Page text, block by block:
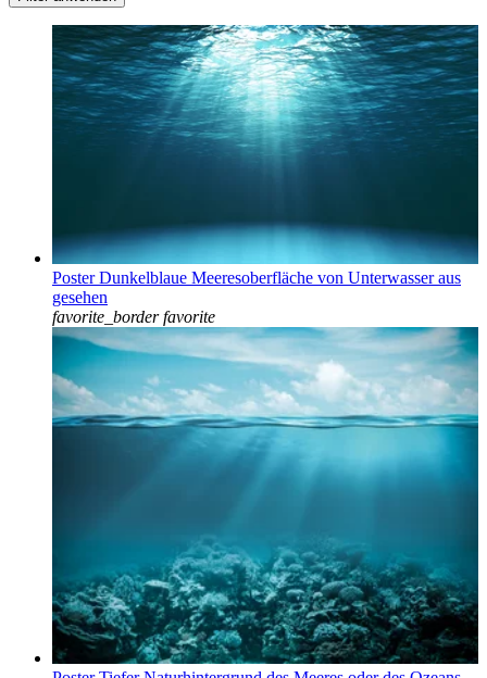
Poster Dunkelblaue Meeresoberfläche von Unterwasser aus
gesehen
favorite_border favorite